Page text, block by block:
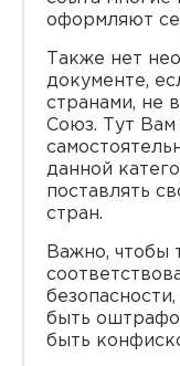
оформляют
Также нет
документе,
странами, не
Союз. Тут Вам
данной
поставлять
стран.
Важно, чтобы
быть
быть